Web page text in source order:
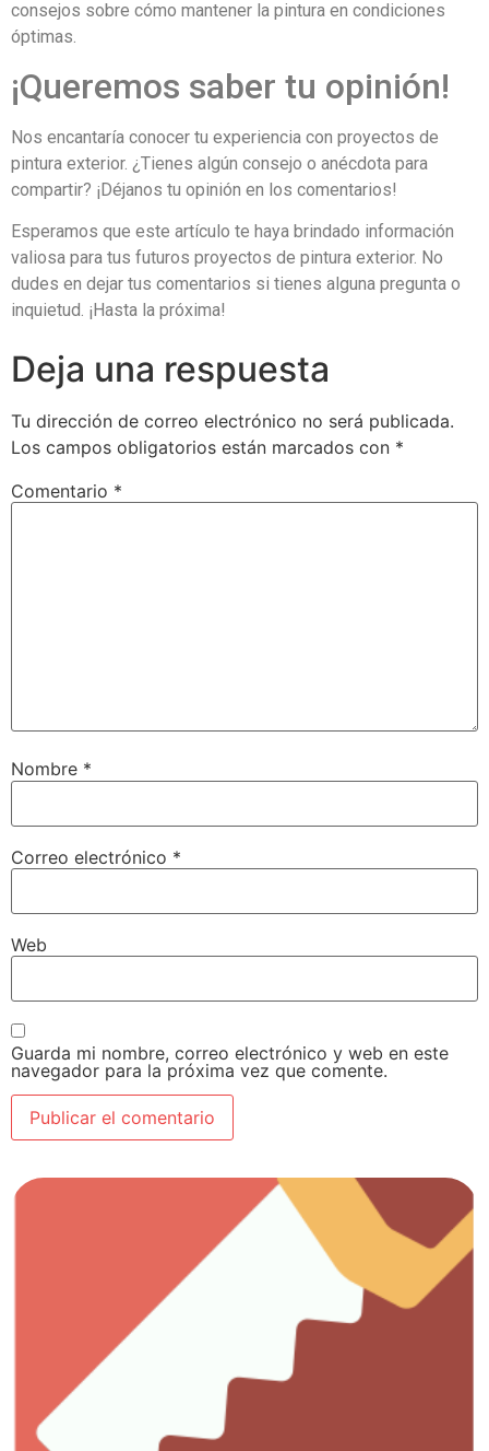
consejos sobre cómo mantener la pintura en condiciones
óptimas.
¡Queremos saber tu opinión!
Nos encantaría conocer tu experiencia con proyectos de
pintura exterior. ¿Tienes algún consejo o anécdota para
compartir? ¡Déjanos tu opinión en los comentarios!
Esperamos que este artículo te haya brindado información
valiosa para tus futuros proyectos de pintura exterior. No
dudes en dejar tus comentarios si tienes alguna pregunta o
inquietud. ¡Hasta la próxima!
Deja una respuesta
Tu dirección de correo electrónico no será publicada.
Los campos obligatorios están marcados con *
Comentario *
Nombre *
Correo electrónico *
Web
Guarda mi nombre, correo electrónico y web en este
navegador para la próxima vez que comente.
Carpintería
Todo lo que necesitas para el trabajo con madera.